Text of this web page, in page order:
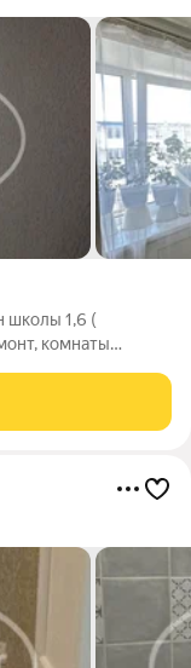
школы 1,6 (
комнаты
двери,